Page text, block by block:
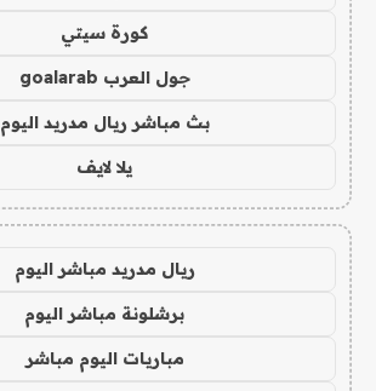
كورة سيتي
جول العرب goalarab
بث مباشر ريال مدريد اليوم
يلا لايف
ريال مدريد مباشر اليوم
برشلونة مباشر اليوم
مباريات اليوم مباشر